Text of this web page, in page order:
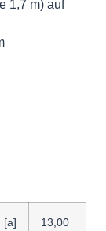
1,7 m) auf
[a]
13,00